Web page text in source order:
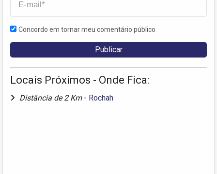
Concordo em tornar meu comentário público
Locais Próximos - Onde Fica:
Distância de 2 Km - Rochah